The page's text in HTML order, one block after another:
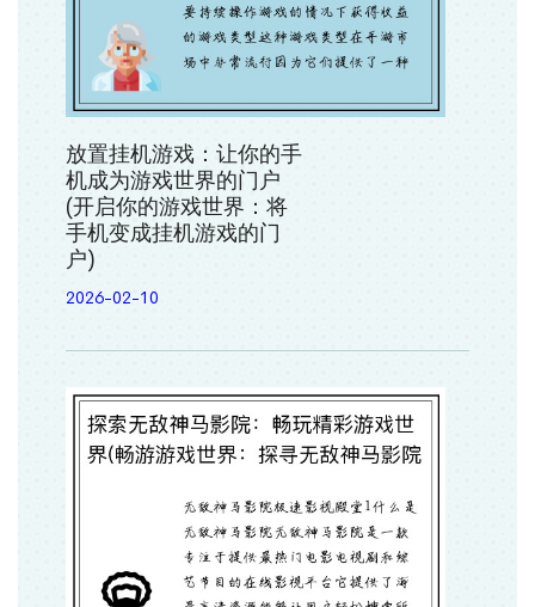
放置挂机游戏：让你的手
机成为游戏世界的门户
(开启你的游戏世界：将
手机变成挂机游戏的门
户)
2026-02-10